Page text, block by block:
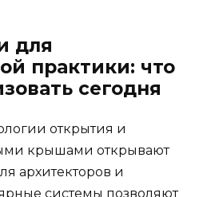
для
практики: что
сегодня
открытия и
крышами открывают
архитекторов и
системы позволяют